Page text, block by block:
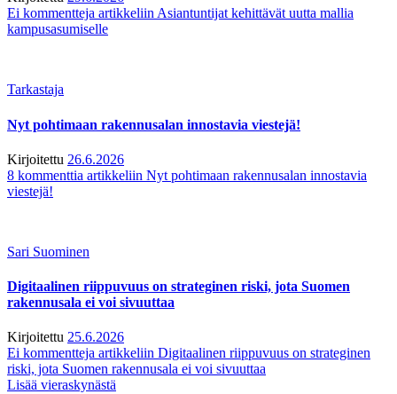
Ei kommentteja artikkeliin Asiantuntijat kehittävät uutta mallia
kampusasumiselle
Tarkastaja
Nyt pohtimaan rakennusalan innostavia viestejä!
Kirjoitettu 26.6.2026
8 kommenttia artikkeliin Nyt pohtimaan rakennusalan innostavia
viestejä!
Sari Suominen
Digitaalinen riippuvuus on strateginen riski, jota Suomen
rakennusala ei voi sivuuttaa
Kirjoitettu 25.6.2026
Ei kommentteja artikkeliin Digitaalinen riippuvuus on strateginen
riski, jota Suomen rakennusala ei voi sivuuttaa
Lisää vieraskynästä